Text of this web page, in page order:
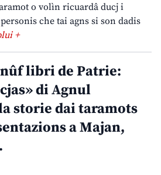
o volìn ricuardâ ducj i
che tai agns si son dadis
+
libri de Patrie:
di Agnul
storie dai taramots
a Majan,